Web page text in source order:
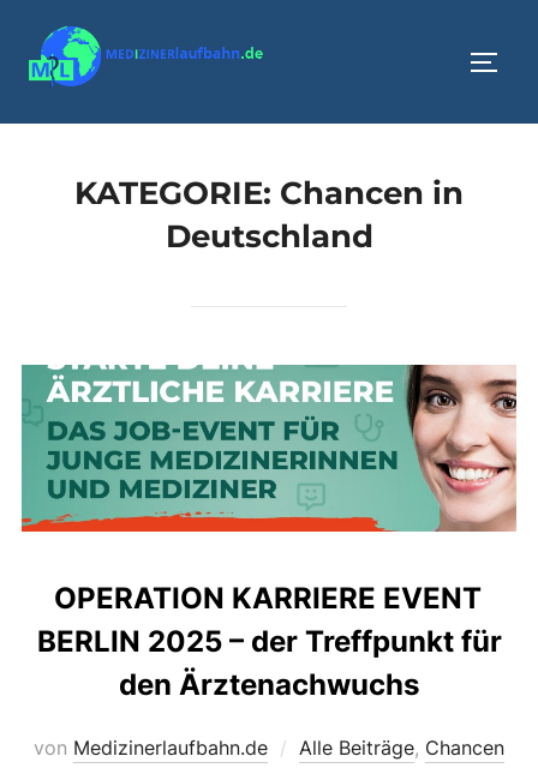
Inhalt
springen
KATEGORIE: Chancen in
Deutschland
OPERATION KARRIERE EVENT
BERLIN 2025 – der Treffpunkt für
den Ärztenachwuchs
von Medizinerlaufbahn.de Alle Beiträge, Chancen